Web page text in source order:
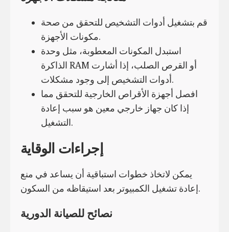
قم بتشغيل أدوات التشخيص للتحقق من صحة
مكونات الأجهزة.
استبدل المكونات المعطوبة، مثل وحدة
الذاكرة RAM أو القرص الصلب، إذا أشارت
أدوات التشخيص إلى وجود مشكلات.
افصل أجهزة الأقراص الخارجية للتحقق مما
إذا كان جهاز خارجي معين هو سبب إعادة
التشغيل.
إجراءات الوقاية
يمكن لاتخاذ خطوات استباقية أن يساعد في منع
إعادة تشغيل الكمبيوتر بعد استيقاظه من السكون.
نصائح للصيانة الدورية